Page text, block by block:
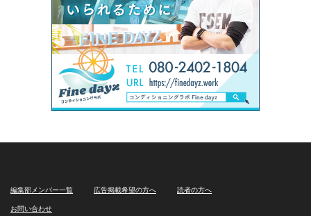
編集部メンバー一覧 広告掲載希望の方へ 読者の方へ
お問い合わせ